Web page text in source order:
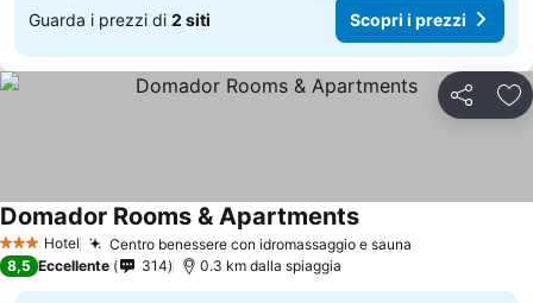
Guarda i prezzi di 2 siti Scopri i prezzi
Condividi
3 StelleHotel Centro benessere con idromassaggio e sauna
Domador Rooms & Apartments
8,5 Eccellente 314 0.3 km dalla spiaggia